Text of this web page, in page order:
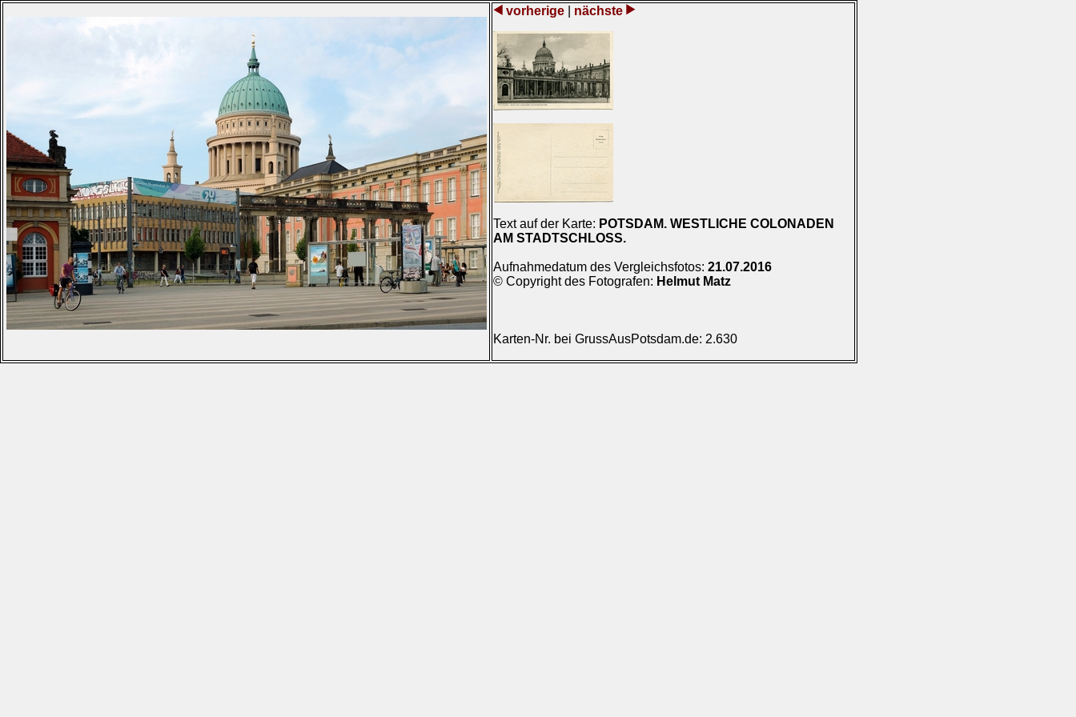
vorherige nächste
Text auf der Karte: POTSDAM. WESTLICHE COLONADEN
AM STADTSCHLOSS.
Aufnahmedatum des Vergleichsfotos: 21.07.2016
© Copyright des Fotografen: Helmut Matz
Karten-Nr. bei GrussAusPotsdam.de: 2.630